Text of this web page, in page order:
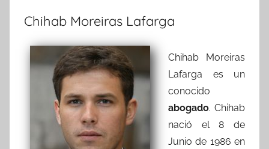
Chihab Moreiras Lafarga
Chihab Moreiras
Lafarga es un
conocido
abogado. Chihab
nació el 8 de
Junio de 1986 en